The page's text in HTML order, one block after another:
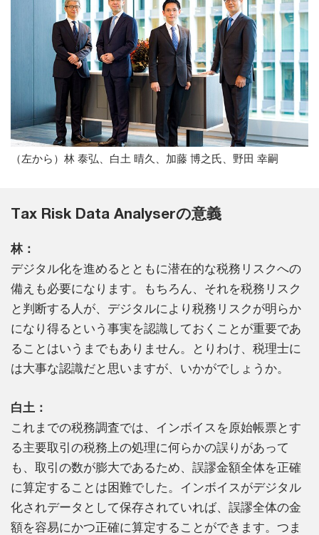
（左から）林 泰弘、白土 晴久、加藤 博之氏、野田 幸嗣
Tax Risk Data Analyserの意義
林：
デジタル化を進めるとともに潜在的な税務リスクへの
備えも必要になります。もちろん、それを税務リスク
と判断する人が、デジタルにより税務リスクが明らか
になり得るという事実を認識しておくことが重要であ
ることはいうまでもありません。とりわけ、税理士に
は大事な認識だと思いますが、いかがでしょうか。
白土：
これまでの税務調査では、インボイスを原始帳票とす
る主要取引の税務上の処理に何らかの誤りがあって
も、取引の数が膨大であるため、誤謬金額全体を正確
に算定することは困難でした。インボイスがデジタル
化されデータとして保存されていれば、誤謬全体の金
額を容易にかつ正確に算定することができます。つま